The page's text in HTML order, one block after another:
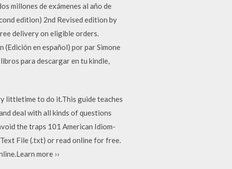
millones de exámenes al año de
edition) 2nd Revised edition by
delivery on eligible orders.
(Edición en español) por par Simone
para descargar en tu kindle,
littletime to do it.This guide teaches
deal with all kinds of questions
the traps 101 American Idiom-
File (.txt) or read online for free.
more ››